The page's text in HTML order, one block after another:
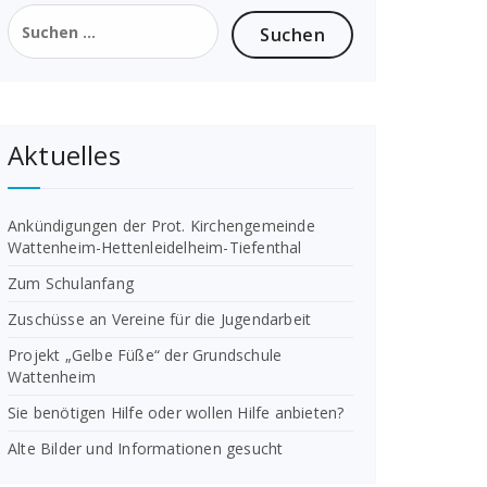
Suchen
nach:
Aktuelles
Ankündigungen der Prot. Kirchengemeinde
Wattenheim-Hettenleidelheim-Tiefenthal
Zum Schulanfang
Zuschüsse an Vereine für die Jugendarbeit
Projekt „Gelbe Füße“ der Grundschule
Wattenheim
Sie benötigen Hilfe oder wollen Hilfe anbieten?
Alte Bilder und Informationen gesucht